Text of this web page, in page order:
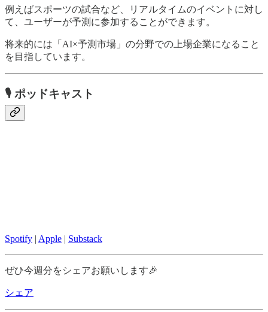
例えばスポーツの試合など、リアルタイムのイベントに対し
て、ユーザーが予測に参加することができます。
将来的には「AI×予測市場」の分野での上場企業になること
を目指しています。
🎙 ポッドキャスト
Spotify | Apple | Substack
ぜひ今週分をシェアお願いします🎉
シェア